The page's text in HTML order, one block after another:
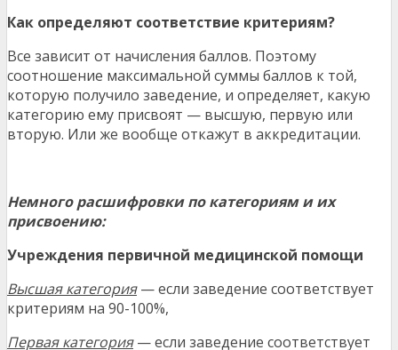
Как определяют соответствие критериям?
Все зависит от начисления баллов. Поэтому
соотношение максимальной суммы баллов к той,
которую получило заведение, и определяет, какую
категорию ему присвоят — высшую, первую или
вторую. Или же вообще откажут в аккредитации.
Немного расшифровки по категориям и их
присвоению:
Учреждения первичной медицинской помощи
Высшая категория— если заведение соответствует
критериям на 90-100%,
Первая категория— если заведение соответствует